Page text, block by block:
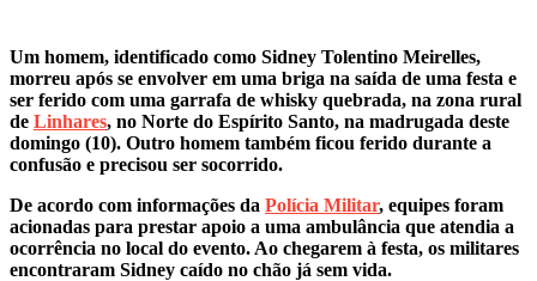
Um homem, identificado como Sidney Tolentino Meirelles,
morreu após se envolver em uma briga na saída de uma festa e
ser ferido com uma garrafa de whisky quebrada, na zona rural
de Linhares, no Norte do Espírito Santo, na madrugada deste
domingo (10). Outro homem também ficou ferido durante a
confusão e precisou ser socorrido.
De acordo com informações da Polícia Militar, equipes foram
acionadas para prestar apoio a uma ambulância que atendia a
ocorrência no local do evento. Ao chegarem à festa, os militares
encontraram Sidney caído no chão já sem vida.